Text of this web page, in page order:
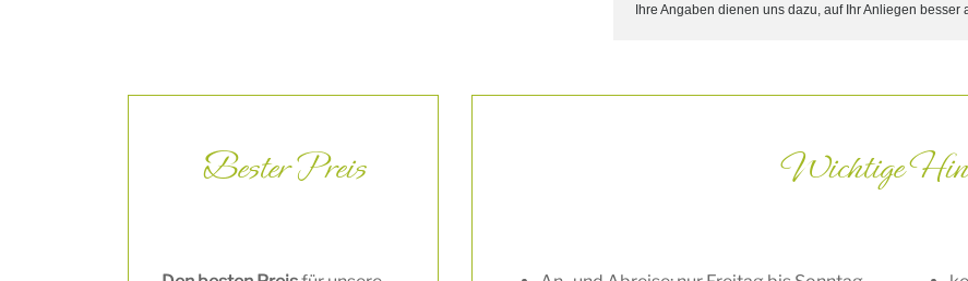
Ihre Angaben dienen uns dazu, auf Ihr Anliegen besser
Bester Preis Wichtige